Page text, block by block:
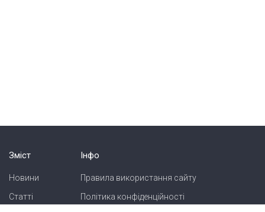
Зміст
Новини
Статті
Інфо
Правила використання сайту
Політика конфіденційності